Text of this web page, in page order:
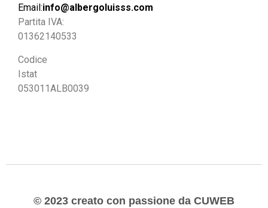
Email:info@albergoluisss.com
Partita IVA:
01362140533
Codice
Istat
053011ALB0039
© 2023 creato con passione da CUWEB